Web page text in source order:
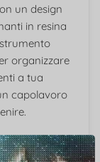
un design
in resina
organizzare
a tua
capolavoro